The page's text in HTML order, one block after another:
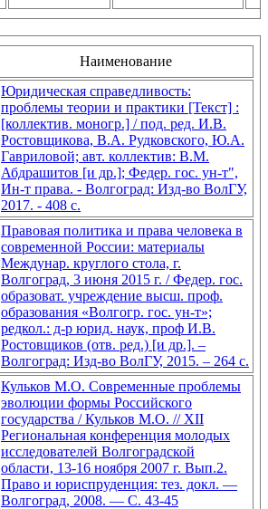
Наименование
Юридическая справедливость:
проблемы теории и практики [Текст] :
[коллектив. моногр.] / под. ред. И.В.
Ростовщикова, В.А. Рудковского, Ю.А.
Гавриловой; авт. коллектив: В.М.
Абдрашитов [и др.]; Федер. гос. ун-т",
Ин-т права. - Волгоград: Изд-во ВолГУ,
2017. - 408 с.
Правовая политика и права человека в
современной России: материалы
Междунар. круглого стола, г.
Волгоград, 3 июня 2015 г. / Федер. гос.
образоват. учреждение высш. проф.
образования «Волгогр. гос. ун-т»;
редкол.: д-р юрид. наук, проф И.В.
Ростовщиков (отв. ред.) [и др.]. –
Волгоград: Изд-во ВолГУ, 2015. – 264 с.
Кульков М.О. Современные проблемы
эволюции формы Российского
государства / Кульков М.О. // XII
Региональная конференция молодых
исследователей Волгоградской
области, 13-16 ноября 2007 г. Вып.2.
Право и юриспруденция: тез. докл. —
Волгоград, 2008. — С. 43-45